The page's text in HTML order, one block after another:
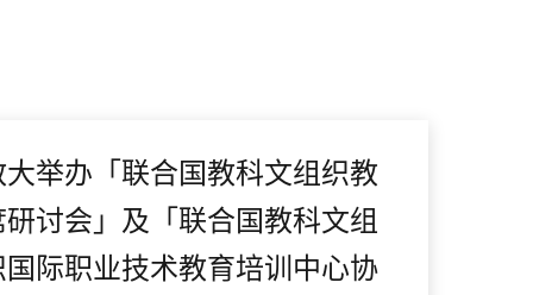
举办「联合国教科文组织教
讨会」及「联合国教科文组
际职业技术教育培训中心协